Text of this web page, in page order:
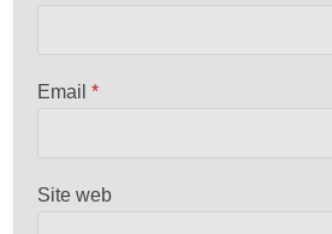
Email*
Site web